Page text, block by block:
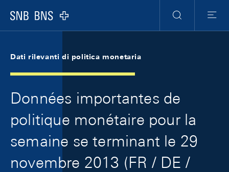
Logo
Ricerca
Menu
Dati rilevanti di politica monetaria
Données importantes de
politique monétaire pour la
semaine se terminant le 29
novembre 2013 (FR / DE /